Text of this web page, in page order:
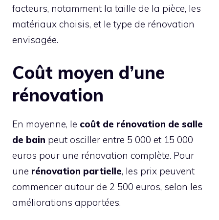
facteurs, notamment la taille de la pièce, les
matériaux choisis, et le type de rénovation
envisagée.
Coût moyen d’une
rénovation
En moyenne, le coût de rénovation de salle
de bain peut osciller entre 5 000 et 15 000
euros pour une rénovation complète. Pour
une rénovation partielle, les prix peuvent
commencer autour de 2 500 euros, selon les
améliorations apportées.